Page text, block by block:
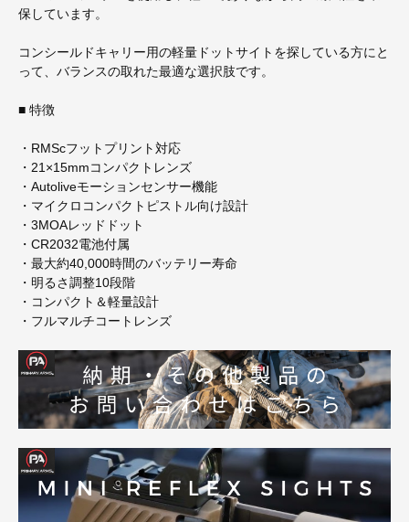
保しています。
コンシールドキャリー用の軽量ドットサイトを探している方にと
って、バランスの取れた最適な選択肢です。
■ 特徴
・RMScフットプリント対応
・21×15mmコンパクトレンズ
・Autoliveモーションセンサー機能
・マイクロコンパクトピストル向け設計
・3MOAレッドドット
・CR2032電池付属
・最大約40,000時間のバッテリー寿命
・明るさ調整10段階
・コンパクト＆軽量設計
・フルマルチコートレンズ